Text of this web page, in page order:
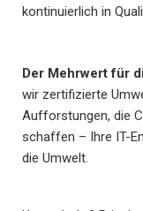
kontinuierlich in
Der Mehrwert für
wir zertifizierte
Aufforstungen, die
schaffen – Ihre IT-
die Umwelt.